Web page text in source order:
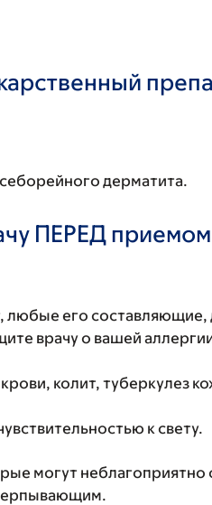
дерматита.
ПЕРЕД
любые его
врачу о вашей
колит, туберкулез
к свету.
могут неблагоприятно